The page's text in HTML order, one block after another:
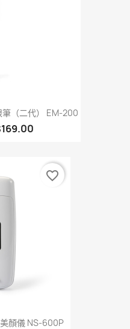
（二代） EM-200
顏儀 NS-600P
favorite_border